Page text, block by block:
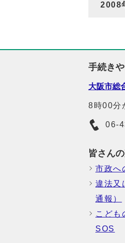
2008
手続き
大阪市総
8時00分
06-
皆さん
市政へ
違法又
通報）
こども
SOS